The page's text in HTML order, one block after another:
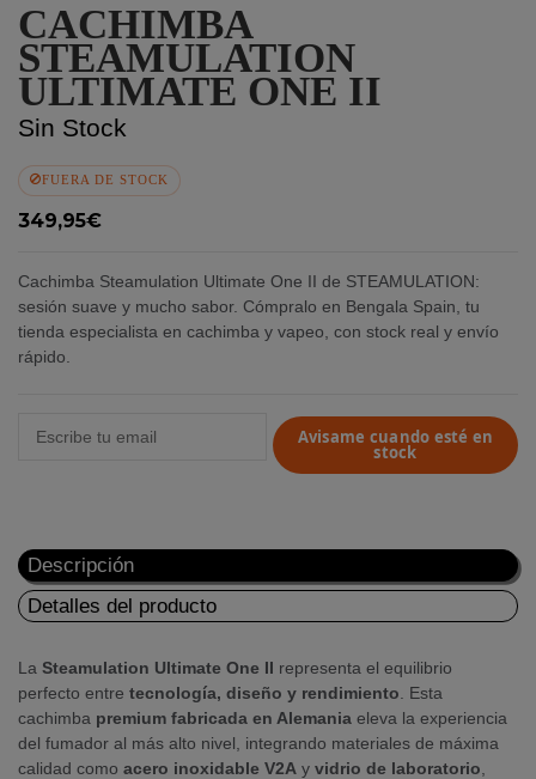
CACHIMBA
STEAMULATION
ULTIMATE ONE II
Sin Stock
FUERA DE STOCK
349,95€
Cachimba Steamulation Ultimate One II de STEAMULATION:
sesión suave y mucho sabor. Cómpralo en Bengala Spain, tu
tienda especialista en cachimba y vapeo, con stock real y envío
rápido.
Avisame cuando esté en
stock
Descripción
Detalles del producto
La Steamulation Ultimate One II representa el equilibrio
perfecto entre tecnología, diseño y rendimiento . Esta
cachimba premium fabricada en Alemania eleva la experiencia
del fumador al más alto nivel, integrando materiales de máxima
calidad como acero inoxidable V2A y vidrio de laboratorio